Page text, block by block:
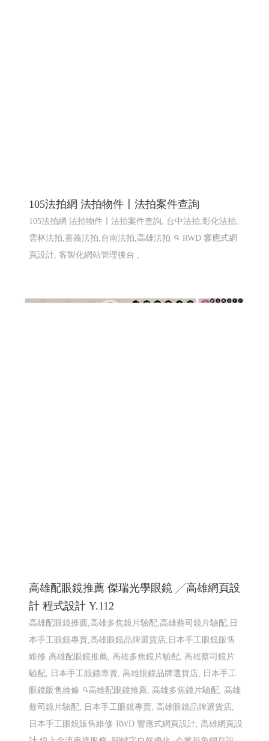
105法拍網 法拍物件〡法拍案件查詢
105法拍網 法拍物件〡法拍案件查詢, 台中法拍,彰化法拍,
雲林法拍,嘉義法拍,台南法拍,高雄法拍
RWD 響應式網
頁設計, 客製化網站管理後台 ,
高雄配眼鏡推薦 傑瑞光學眼鏡 ╱高雄網頁設
計 程式設計 Y.112
高雄配眼鏡推薦,高雄多焦鏡片驗配,高雄蔡司鏡片驗配,日
本手工眼鏡專賣,高雄眼鏡品牌選貨店,日本手工眼鏡販售
維修 高雄配眼鏡推薦, 高雄多焦鏡片驗配, 高雄蔡司鏡片
驗配, 日本手工眼鏡專賣, 高雄眼鏡品牌選貨店, 日本手工
眼鏡販售維修
高雄配眼鏡推薦, 高雄多焦鏡片驗配, 高雄
蔡司鏡片驗配, 日本手工眼鏡專賣, 高雄眼鏡品牌選貨店,
日本手工眼鏡販售維修 RWD 響應式網頁設計, 高雄網頁設